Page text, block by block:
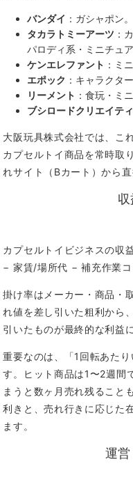
バンダイ ：ガシャポン
タカラトミーアーツ ：
パロディ系・ミニチュ
ケンエレファント ：ミ
エポック ：キャラクタ
リーメント ：食玩・ミ
ブシロードクリエイテ
大阪玩具株式会社では、こ
カプセルトイ商品を常時取
れサイト（Bカート）から直
カプセルトイビジネスの収
− 家賃/場所代 − 補充作業コ
掛け率はメーカー・商品・
れ値を差し引いた粗利から
引いたものが最終的な利益
重要なのは、「1回転あた
す。ヒット商品は1〜2週間
まうと数ヶ月売れ残ること
利きと、売れ行きに応じた
ます。
運営